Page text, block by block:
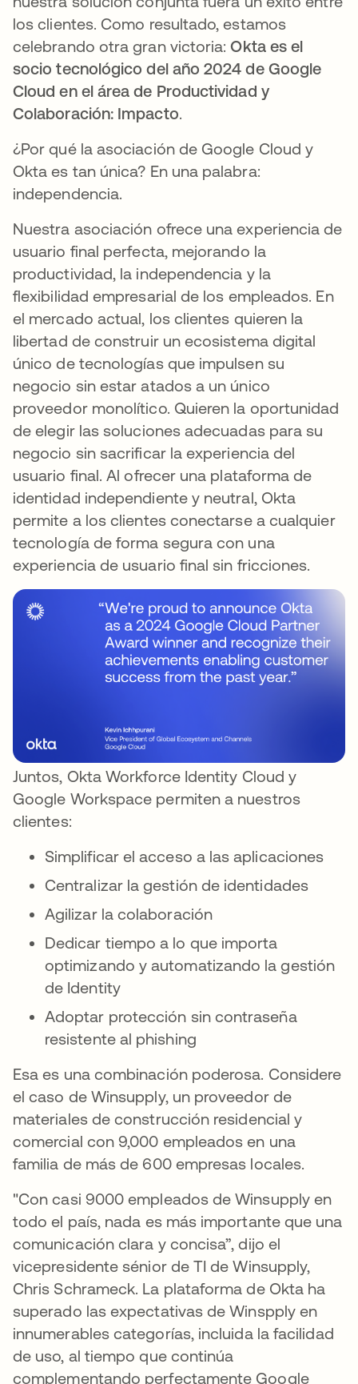
los clientes. Como resultado, estamos
celebrando otra gran victoria:Okta es el
socio tecnológico del año 2024 de Google
Cloud en el área de Productividad y
Colaboración: Impacto.
¿Por qué la asociación de Google Cloud y
Okta es tan única? En una palabra:
independencia.
Nuestra asociación ofrece una experiencia de
usuario final perfecta, mejorando la
productividad, la independencia y la
flexibilidad empresarial de los empleados. En
el mercado actual, los clientes quieren la
libertad de construir un ecosistema digital
único de tecnologías que impulsen su
negocio sin estar atados a un único
proveedor monolítico. Quieren la oportunidad
de elegir las soluciones adecuadas para su
negocio sin sacrificar la experiencia del
usuario final. Al ofrecer una plataforma de
identidad independiente y neutral, Okta
permite a los clientes conectarse a cualquier
tecnología de forma segura con una
experiencia de usuario final sin fricciones.
Juntos, Okta Workforce Identity Cloud y
Google Workspace permiten a nuestros
clientes:
Simplificar el acceso a las aplicaciones
Centralizar la gestión de identidades
Agilizar la colaboración
Dedicar tiempo a lo que importa
optimizando y automatizando la gestión
de Identity
Adoptar protección sin contraseña
resistente al phishing
Esa es una combinación poderosa. Considere
el caso de Winsupply, un proveedor de
materiales de construcción residencial y
comercial con 9,000 empleados en una
familia de más de 600 empresas locales.
"Con casi 9000 empleados de Winsupply en
todo el país, nada es más importante que una
comunicación clara y concisa”, dijo el
vicepresidente sénior de TI de Winsupply,
Chris Schrameck. La plataforma de Okta ha
superado las expectativas de Winspply en
innumerables categorías, incluida la facilidad
de uso, al tiempo que continúa
complementando perfectamente Google